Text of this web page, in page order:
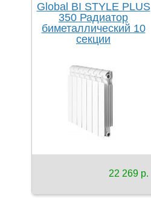
Global BI STYLE PLUS
350 Радиатор
биметаллический 10
секции
22 269 р.